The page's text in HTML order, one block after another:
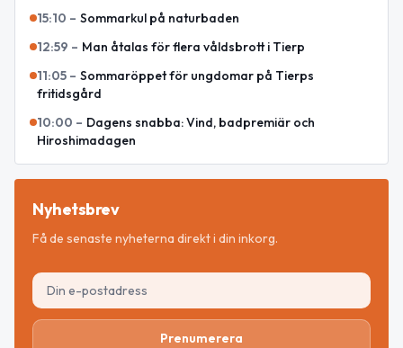
15:10 – Sommarkul på naturbaden
12:59 – Man åtalas för flera våldsbrott i Tierp
11:05 – Sommaröppet för ungdomar på Tierps
fritidsgård
10:00 – Dagens snabba: Vind, badpremiär och
Hiroshimadagen
Nyhetsbrev
Få de senaste nyheterna direkt i din inkorg.
Prenumerera